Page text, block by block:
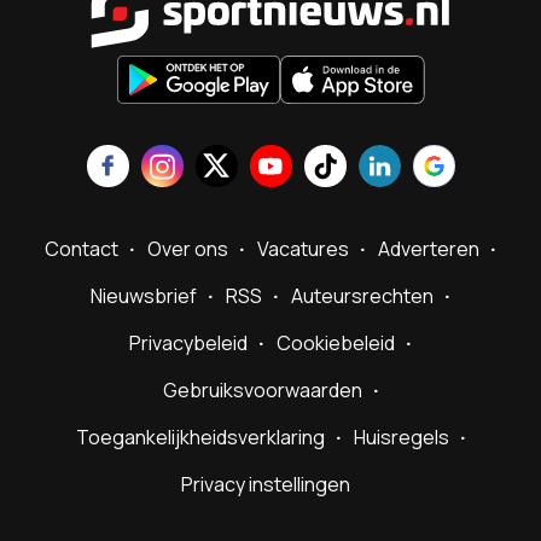
Contact Over ons Vacatures
Adverteren
Nieuwsbrief
RSS
Auteursrechten
Privacybeleid
Cookiebeleid
Gebruiksvoorwaarden
Toegankelijkheidsverklaring
Huisregels
Privacy instellingen